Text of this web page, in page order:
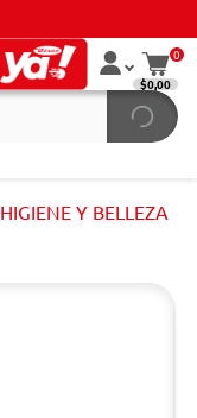
0
$0,00
HIGIENE Y BELLEZA